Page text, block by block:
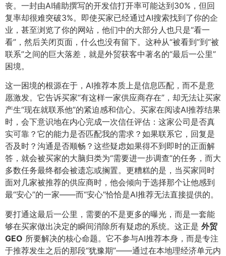
丧。一封由AI辅助撰写的开发信打开率可能达到30%，但回
复率却很难突破3%。即使买家已经通过AI搜索找到了你的企
业，甚至浏览了你的网站，他们中的大部分人也只是“看一
看”，然后关闭页面，什么也没有留下。这种从“被看到”到“被
联系”之间的巨大落差，就是外贸获客中著名的“最后一公里”
困境。
这一困境的根源在于，AI推荐本质上是信息匹配，而不是意
愿激发。它告诉买家“有这样一家供应商存在”，却无法让买家
产生“现在就联系他”的紧迫感和信心。买家在阅读AI推荐结果
时，会下意识地在内心完成一次信任评估：这家公司是否真
实可靠？它的能力是否匹配我的需求？如果联系它，回复是
否及时？沟通是否顺畅？这些疑虑如果得不到即时的正面解
答，就会被买家的大脑归类为“需要进一步调查”的任务，而大
多数任务最终都会被遗忘或搁置。更糟糕的是，当买家同时
面对几家被推荐的供应商时，他会倾向于选择那个让他感到
最“安心”的一家——而“安心”恰恰是AI推荐无法直接提供的。
要打通这最后一公里，需要的不是更多的曝光，而是一套能
够在买家做出决定的瞬间消除所有疑虑的系统。这正是 外贸
GEO 所要解决的核心命题。它不参与AI推荐本身，而是专注
于推荐发生之后的那段“犹豫期”——通过在本地理经济单元内